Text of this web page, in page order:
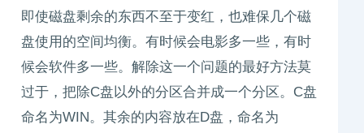
即使磁盘剩余的东西不至于变红，也难保几个磁
盘使用的空间均衡。有时候会电影多一些，有时
候会软件多一些。解除这一个问题的最好方法莫
过于，把除C盘以外的分区合并成一个分区。C盘
命名为WIN。其余的内容放在D盘，命名为